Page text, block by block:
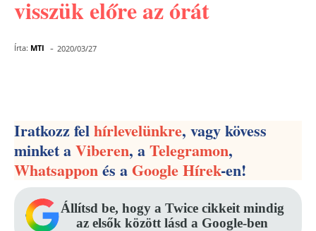
visszük előre az órát
Írta: MTI - 2020/03/27
Iratkozz felhírlevelünkre, vagy kövess
minket aViberen, aTelegramon,
Whatsapponés aGoogle Hírek-en!
Állítsd be, hogy a Twice cikkeit mindig
az elsők között lásd a Google-ben